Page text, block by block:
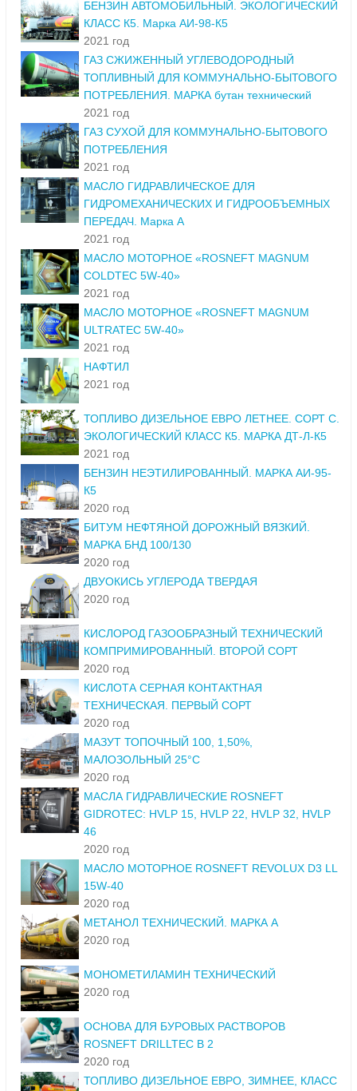
БЕНЗИН АВТОМОБИЛЬНЫЙ. ЭКОЛОГИЧЕСКИЙ
КЛАСС К5. Марка АИ-98-К5
2021 год
ГАЗ СЖИЖЕННЫЙ УГЛЕВОДОРОДНЫЙ
ТОПЛИВНЫЙ ДЛЯ КОММУНАЛЬНО-БЫТОВОГО
ПОТРЕБЛЕНИЯ. МАРКА бутан технический
2021 год
ГАЗ СУХОЙ ДЛЯ КОММУНАЛЬНО-БЫТОВОГО
ПОТРЕБЛЕНИЯ
2021 год
МАСЛО ГИДРАВЛИЧЕСКОЕ ДЛЯ
ГИДРОМЕХАНИЧЕСКИХ И ГИДРООБЪЕМНЫХ
ПЕРЕДАЧ. Марка А
2021 год
МАСЛО МОТОРНОЕ «ROSNEFT MAGNUM
COLDTEC 5W-40»
2021 год
МАСЛО МОТОРНОЕ «ROSNEFT MAGNUM
ULTRATEC 5W-40»
2021 год
НАФТИЛ
2021 год
ТОПЛИВО ДИЗЕЛЬНОЕ ЕВРО ЛЕТНЕЕ. СОРТ С.
ЭКОЛОГИЧЕСКИЙ КЛАСС К5. МАРКА ДТ-Л-К5
2021 год
БЕНЗИН НЕЭТИЛИРОВАННЫЙ. МАРКА АИ-95-
К5
2020 год
БИТУМ НЕФТЯНОЙ ДОРОЖНЫЙ ВЯЗКИЙ.
МАРКА БНД 100/130
2020 год
ДВУОКИСЬ УГЛЕРОДА ТВЕРДАЯ
2020 год
КИСЛОРОД ГАЗООБРАЗНЫЙ ТЕХНИЧЕСКИЙ
КОМПРИМИРОВАННЫЙ. ВТОРОЙ СОРТ
2020 год
КИСЛОТА СЕРНАЯ КОНТАКТНАЯ
ТЕХНИЧЕСКАЯ. ПЕРВЫЙ СОРТ
2020 год
МАЗУТ ТОПОЧНЫЙ 100, 1,50%,
МАЛОЗОЛЬНЫЙ 25°С
2020 год
МАСЛА ГИДРАВЛИЧЕСКИЕ ROSNEFT
GIDROTEC: HVLP 15, HVLP 22, HVLP 32, HVLP
46
2020 год
МАСЛО МОТОРНОЕ ROSNEFT REVOLUX D3 LL
15W-40
2020 год
МЕТАНОЛ ТЕХНИЧЕСКИЙ. МАРКА А
2020 год
МОНОМЕТИЛАМИН ТЕХНИЧЕСКИЙ
2020 год
ОСНОВА ДЛЯ БУРОВЫХ РАСТВОРОВ
ROSNEFT DRILLTEC B 2
2020 год
ТОПЛИВО ДИЗЕЛЬНОЕ ЕВРО, ЗИМНЕЕ, КЛАСС